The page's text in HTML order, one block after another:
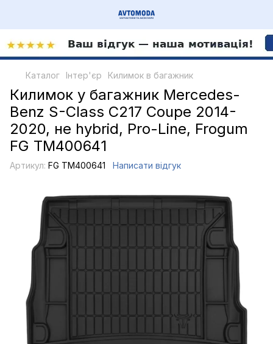
Каталог Інтер'єр Килимок в багажник
Килимок у багажник Mercedes-
Benz S-Class C217 Coupe 2014-
2020, не hybrid, Pro-Line, Frogum
FG TM400641
Артикул: FG TM400641 Написати відгук